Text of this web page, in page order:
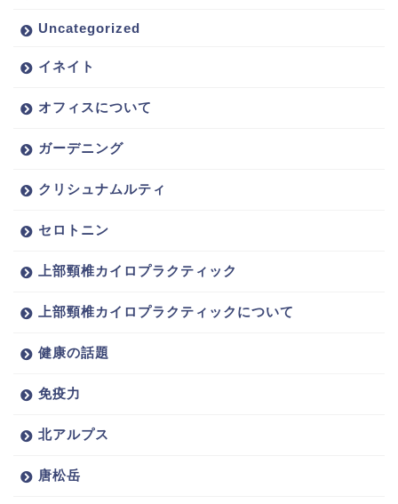
Uncategorized
イネイト
オフィスについて
ガーデニング
クリシュナムルティ
セロトニン
上部頸椎カイロプラクティック
上部頸椎カイロプラクティックについて
健康の話題
免疫力
北アルプス
唐松岳